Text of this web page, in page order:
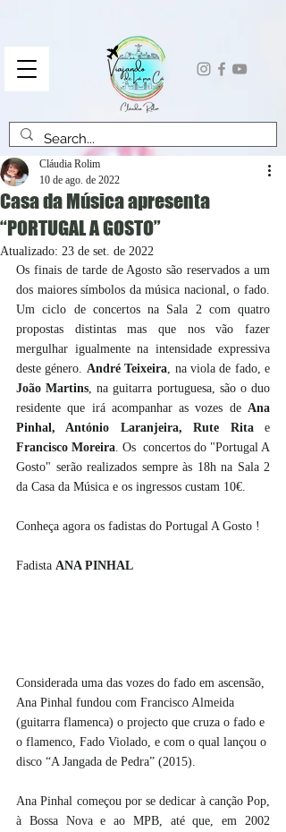
Casa da Música apresenta
“PORTUGAL A GOSTO”
Cláudia Rolim
10 de ago. de 2022
Atualizado: 23 de set. de 2022
Os finais de tarde de Agosto são reservados a um
dos maiores símbolos da música nacional, o fado.
Um ciclo de concertos na Sala 2 com quatro
propostas distintas mas que nos vão fazer
mergulhar igualmente na intensidade expressiva
deste género. André Teixeira
João Martins, na guitarra portuguesa, são o duo
residente que irá acompanhar as vozes de Ana
Pinhal, António Laranjeira, Rute Rita
Francisco Moreira. Os  concertos do "Portugal A
Gosto" serão realizados sempre às 18h na Sala 2
da Casa da Música e os ingressos custam 10€.
Conheça agora os fadistas do Portugal A Gosto !
Fadista ANA PINHAL
Considerada uma das vozes do fado em ascensão,
Ana Pinhal fundou com Francisco Almeida
(guitarra flamenca) o projecto que cruza o fado e
o flamenco, Fado Violado, e com o qual lançou o
disco “A Jangada de Pedra” (2015).
Ana Pinhal começou por se dedicar à canção Pop,
à Bossa Nova e ao MPB, até que, em 2002